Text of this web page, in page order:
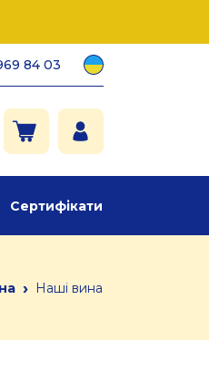
84 03
Сертифікати
› Наші вина